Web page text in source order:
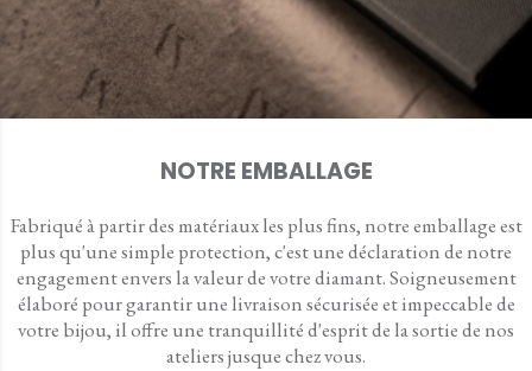
NOTRE EMBALLAGE
Fabriqué à partir des matériaux les plus fins, notre emballage est
plus qu'une simple protection, c'est une déclaration de notre
engagement envers la valeur de votre diamant. Soigneusement
élaboré pour garantir une livraison sécurisée et impeccable de
votre bijou, il offre une tranquillité d'esprit de la sortie de nos
ateliers jusque chez vous.